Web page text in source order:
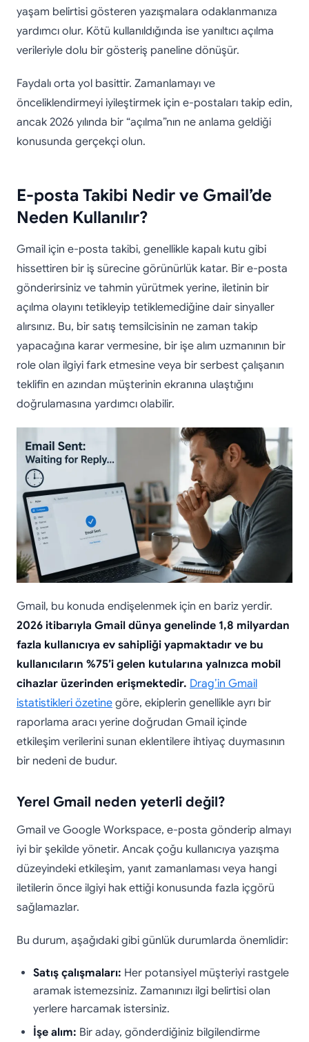
yaşam belirtisi gösteren yazışmalara odaklanmanıza
yardımcı olur. Kötü kullanıldığında ise yanıltıcı açılma
verileriyle dolu bir gösteriş paneline dönüşür.
Faydalı orta yol basittir. Zamanlamayı ve
önceliklendirmeyi iyileştirmek için e-postaları takip edin,
ancak 2026 yılında bir “açılma”nın ne anlama geldiği
konusunda gerçekçi olun.
E-posta Takibi Nedir ve Gmail’de
Neden Kullanılır?
Gmail için e-posta takibi, genellikle kapalı kutu gibi
hissettiren bir iş sürecine görünürlük katar. Bir e-posta
gönderirsiniz ve tahmin yürütmek yerine, iletinin bir
açılma olayını tetikleyip tetiklemediğine dair sinyaller
alırsınız. Bu, bir satış temsilcisinin ne zaman takip
yapacağına karar vermesine, bir işe alım uzmanının bir
role olan ilgiyi fark etmesine veya bir serbest çalışanın
teklifin en azından müşterinin ekranına ulaştığını
doğrulamasına yardımcı olabilir.
Gmail, bu konuda endişelenmek için en bariz yerdir.
2026 itibarıyla Gmail dünya genelinde 1,8 milyardan
fazla kullanıcıya ev sahipliği yapmaktadır ve bu
kullanıcıların %75’i gelen kutularına yalnızca mobil
cihazlar üzerinden erişmektedir. Drag’in Gmail
istatistikleri özetine göre, ekiplerin genellikle ayrı bir
raporlama aracı yerine doğrudan Gmail içinde
etkileşim verilerini sunan eklentilere ihtiyaç duymasının
bir nedeni de budur.
Yerel Gmail neden yeterli değil?
Gmail ve Google Workspace, e-posta gönderip almayı
iyi bir şekilde yönetir. Ancak çoğu kullanıcıya yazışma
düzeyindeki etkileşim, yanıt zamanlaması veya hangi
iletilerin önce ilgiyi hak ettiği konusunda fazla içgörü
sağlamazlar.
Bu durum, aşağıdaki gibi günlük durumlarda önemlidir:
Satış çalışmaları: Her potansiyel müşteriyi rastgele
aramak istemezsiniz. Zamanınızı ilgi belirtisi olan
yerlere harcamak istersiniz.
İşe alım: Bir aday, gönderdiğiniz bilgilendirme